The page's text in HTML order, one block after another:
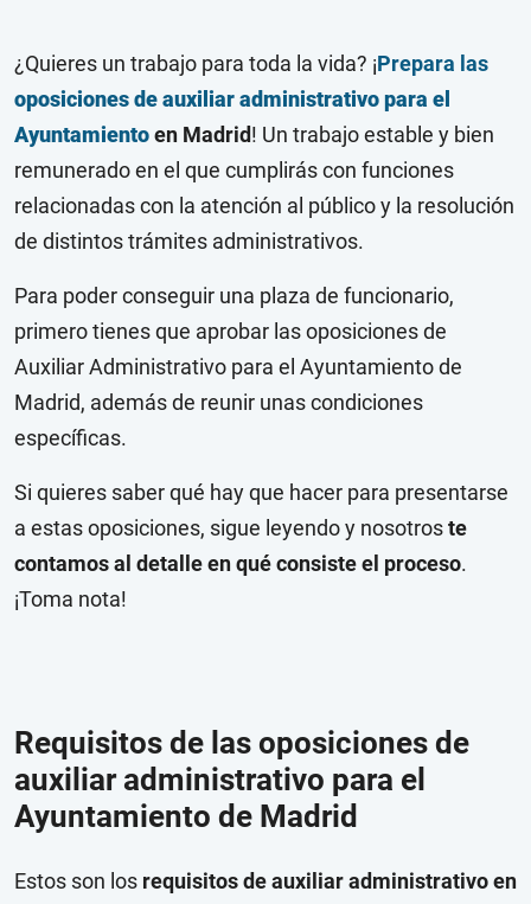
¿Quieres un trabajo para toda la vida? ¡Prepara las
oposiciones de auxiliar administrativo para el
Ayuntamientoen Madrid! Un trabajo estable y bien
remunerado en el que cumplirás con funciones
relacionadas con la atención al público y la resolución
de distintos trámites administrativos.
Para poder conseguir una plaza de funcionario,
primero tienes que aprobar las oposiciones de
Auxiliar Administrativo para el Ayuntamiento de
Madrid, además de reunir unas condiciones
específicas.
Si quieres saber qué hay que hacer para presentarse
a estas oposiciones, sigue leyendo y nosotroste
contamos al detalle en qué consiste el proceso.
¡Toma nota!
Requisitos de las oposiciones de
auxiliar administrativo para el
Ayuntamiento de Madrid
Estos son los requisitos de auxiliar administrativo en